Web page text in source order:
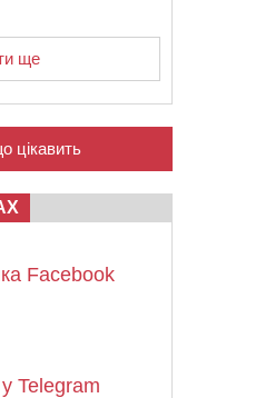
ще
цікавить
Facebook
Telegram